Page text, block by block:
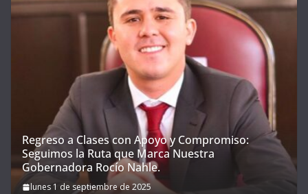
Regreso a Clases con Apoyo y Compromiso:
Seguimos la Ruta que Marca Nuestra
Gobernadora Rocío Nahle.
lunes 1 de septiembre de 2025